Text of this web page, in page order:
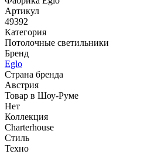
Артикул
49392
Категория
Потолочные светильники
Бренд
Eglo
Страна бренда
Австрия
Товар в Шоу-Руме
Нет
Коллекция
Charterhouse
Стиль
Техно